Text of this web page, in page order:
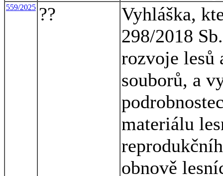
559/2025 ??
Vyhláška,
298/2018
rozvoje lesů
souborů, a
materiálu
obnově